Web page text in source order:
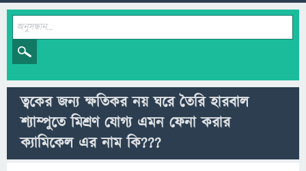
ত্বকের জন্য ক্ষতিকর নয় ঘরে তৈরি হারবাল
শ্যাম্পুতে মিশ্রণ যোগ্য এমন ফেনা করার
ক্যামিকেল এর নাম কি???